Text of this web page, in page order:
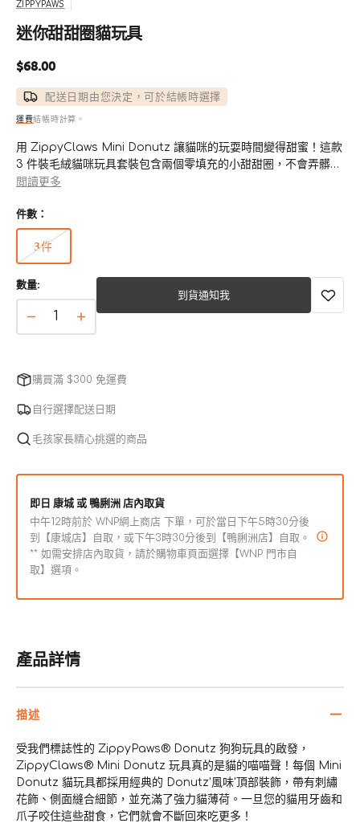
產品詳情
描述
受我們標誌性的 ZippyPaws® Donutz 狗狗玩具的啟發，
ZippyClaws® Mini Donutz 玩具真的是貓的喵喵聲！每個 Mini
Donutz 貓玩具都採用經典的 Donutz'風味'頂部裝飾，帶有刺繡
花飾、側面縫合細節，並充滿了強力貓薄荷。一旦您的貓用牙齒和
爪子咬住這些甜食，它們就會不斷回來吃更多！
ZIPPYPAWS
迷你甜甜圈貓玩具
定
價
$68.00
配送日期由您決定，可於結帳時選擇
運費結帳時計算。
用 ZippyClaws Mini Donutz 讓貓咪的玩耍時間變得甜蜜！這款
3 件裝毛絨貓咪玩具套裝包含兩個零填充的小甜甜圈，不會弄髒。
每個迷你甜甜圈都裝有令人無法抗拒且令人上癮的貓薄荷，以吸引
參與各種遊戲。
• 互動式 3 件套迷你甜甜圈貓咪玩具套裝，為您的貓咪帶來雙倍的
甜蜜樂趣！
• 填充優質貓薄荷，有助於吸引您的貓玩耍並獎勵它們的樂趣
• 環形貓玩具，便於抓握和玩耍
• 無填充貓玩具
• 非常適合多貓家庭
閲讀更多
件數：
3件
版
售
或
法
使
用
數量:
甜
圈
貓
具
數
量
減
少
圈
貓
具
數
量
增
加
到貨通知我
購買滿 $300 免運費
自行選擇配送日期
毛孩家長精心挑選的商品
即日 康城 或 鴨脷洲 店內取貨
中午12時前於 WNP網上商店 下單，可於當日下午5時30分後
到【康城店】自取，或下午3時30分後到【鴨脷洲店】自取。
** 如需安排店內取貨，請於購物車頁面選擇【WNP 門市自
取】選項。